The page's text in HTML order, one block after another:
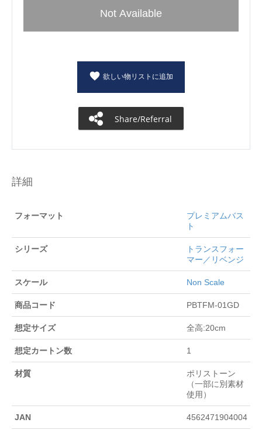
Not Available
欲しい物リストに追加
Share/Referral
詳細
フォーマット
プレミアムバス
ト
シリーズ
トランスフォー
マー／リベンジ
スケール Non Scale
商品コード PBTFM-01GD
想定サイズ 全高:20cm
想定カートン数 1
材質
ポリストーン
（一部に別素材
使用）
JAN 4562471904004